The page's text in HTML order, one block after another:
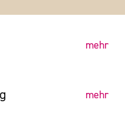
mehr
mehr